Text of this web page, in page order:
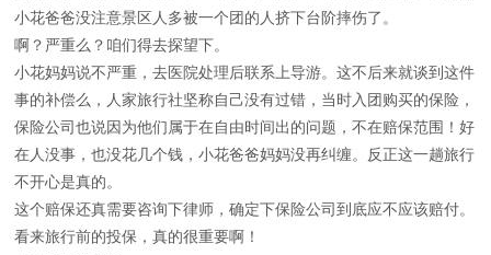
小花爸爸没注意景区人多被一个团的人挤下台阶摔伤了。
啊？严重么？咱们得去探望下。
小花妈妈说不严重，去医院处理后联系上导游。这不后来就谈到这件
事的补偿么，人家旅行社坚称自己没有过错，当时入团购买的保险，
保险公司也说因为他们属于在自由时间出的问题，不在赔保范围！好
在人没事，也没花几个钱，小花爸爸妈妈没再纠缠。反正这一趟旅行
不开心是真的。
这个赔保还真需要咨询下律师，确定下保险公司到底应不应该赔付。
看来旅行前的投保，真的很重要啊！